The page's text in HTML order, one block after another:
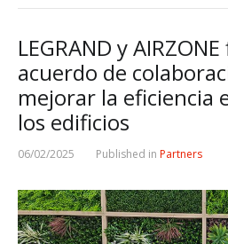
LEGRAND y
acuerdo de
mejorar la eficiencia
los edificios
06/02/2025 Published in Partners